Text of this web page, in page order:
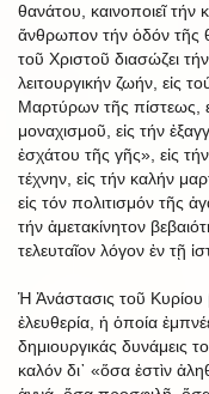
θανάτου, καινοποιεῖ τήν
ἄνθρωπον τήν ὁδόν τῆς
τοῦ Χριστοῦ διασώζει
λειτουργικήν ζωήν, εἰς
Μαρτύρων τῆς πίστεως,
μοναχισμοῦ, εἰς τήν
ἐσχάτου τῆς γῆς», εἰς
τέχνην, εἰς τήν καλήν
εἰς τόν πολιτισμόν τῆς
τήν ἀμετακίνητον
τελευταῖον λόγον ἐν τῇ
Ἡ Ἀνάστασις τοῦ Κυρίου
ἐλευθερία, ἡ ὁποία
δημιουργικάς δυνάμεις
καλόν δι᾿ «ὅσα ἐστὶν